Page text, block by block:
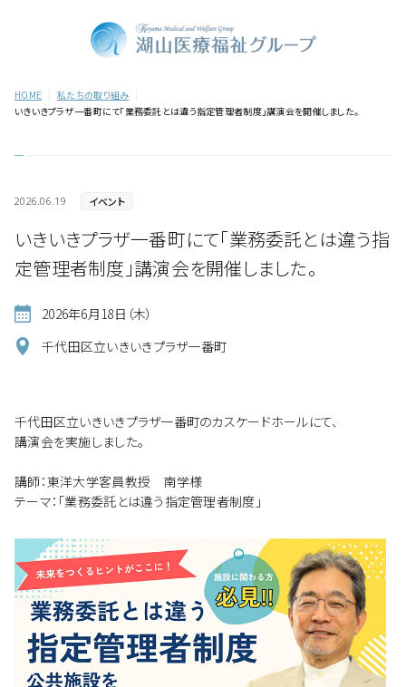
HOME
私たちの取り組み
いきいきプラザ一番町にて「業務委託とは違う指定管理者制度」講演会を開催しました。
2026.06.19 イベント
いきいきプラザ一番町にて「業務委託とは違う指
定管理者制度」講演会を開催しました。
2026年6月18日（木）
千代田区立いきいきプラザ一番町
千代田区立いきいきプラザ一番町のカスケードホールにて、
講演会を実施しました。
講師：東洋大学客員教授 南学様
テーマ：「業務委託とは違う指定管理者制度」